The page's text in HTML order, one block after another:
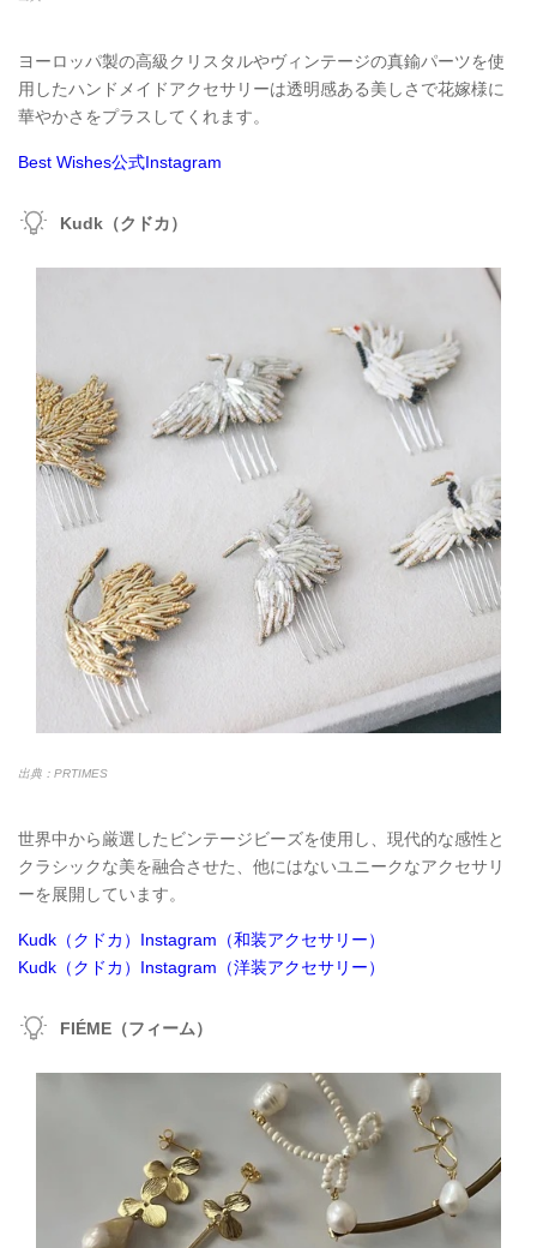
ヨーロッパ製の高級クリスタルやヴィンテージの真鍮パーツを使
用したハンドメイドアクセサリーは透明感ある美しさで花嫁様に
華やかさをプラスしてくれます。
Best Wishes公式Instagram
Kudk（クドカ）
出典：PRTIMES
世界中から厳選したビンテージビーズを使用し、現代的な感性と
クラシックな美を融合させた、他にはないユニークなアクセサリ
ーを展開しています。
Kudk（クドカ）Instagram（和装アクセサリー）
Kudk（クドカ）Instagram（洋装アクセサリー）
FIÉME（フィーム）